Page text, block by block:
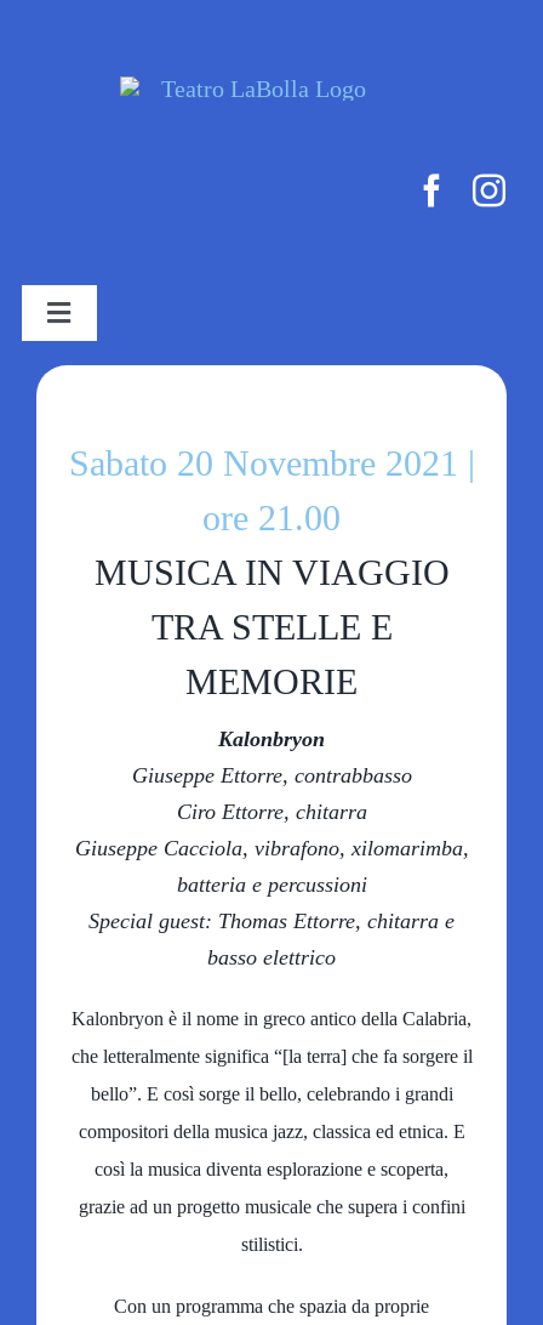
Toggle
Navigation
HOME
STAGIONE TEATRALE
SCUOLE A TEATRO
OLTRE IL TEATRO
SOSTIENI LABOLLA
Sabato 20 Novembre 2021 |
ore 21.00
MUSICA IN VIAGGIO
TRA STELLE E
MEMORIE
Kalonbryon
Giuseppe Ettorre, contrabbasso
Ciro Ettorre, chitarra
Giuseppe Cacciola, vibrafono, xilomarimba,
batteria e percussioni
Special guest: Thomas Ettorre, chitarra e
basso elettrico
Kalonbryon è il nome in greco antico della Calabria,
che letteralmente significa “[la terra] che fa sorgere il
bello”. E così sorge il bello, celebrando i grandi
compositori della musica jazz, classica ed etnica. E
così la musica diventa esplorazione e scoperta,
grazie ad un progetto musicale che supera i confini
stilistici.
Con un programma che spazia da proprie